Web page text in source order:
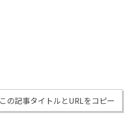
この記事タイトルとURLをコピー